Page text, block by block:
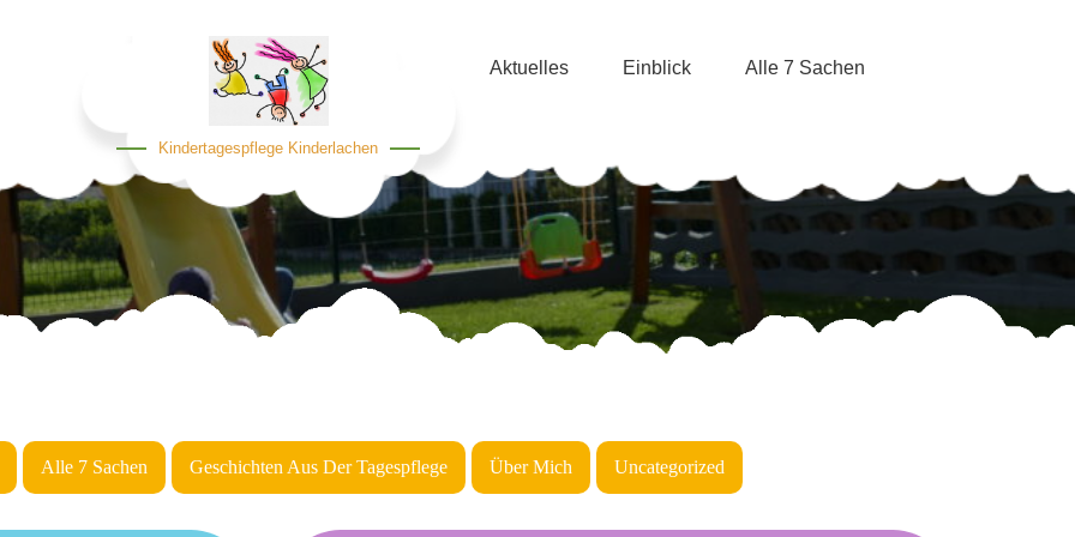
Kindertagespflege Kinderlachen
Aktuelles Einblick Alle 7 Sachen
Alle 7 Sachen Geschichten Aus Der Tagespflege Über Mich Uncategorized